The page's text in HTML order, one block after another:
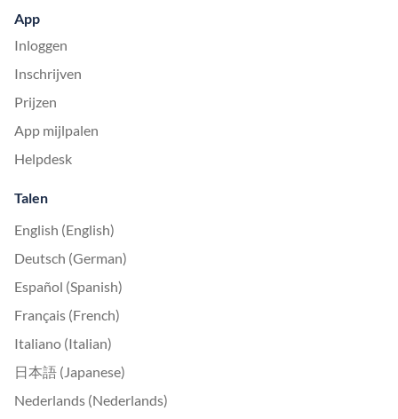
App
Inloggen
Inschrijven
Prijzen
App mijlpalen
Helpdesk
Talen
English (English)
Deutsch (German)
Español (Spanish)
Français (French)
Italiano (Italian)
日本語 (Japanese)
Nederlands (Nederlands)